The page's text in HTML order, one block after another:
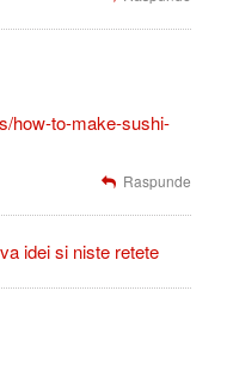
how-to-make-sushi-
Raspunde
idei si niste retete